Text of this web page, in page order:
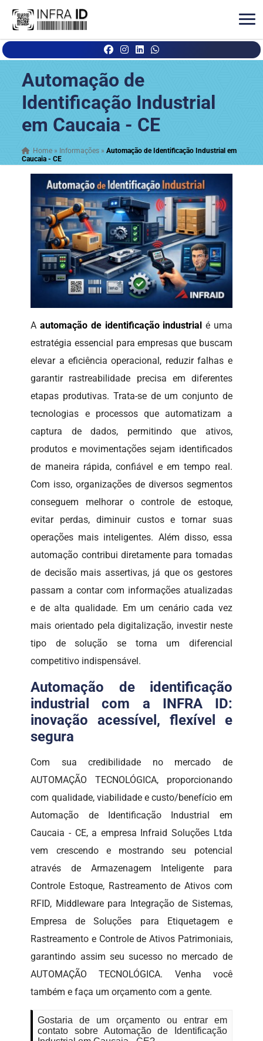
Automação de
Identificação Industrial
em Caucaia - CE
Home » Informações »Automação de Identificação Industrial em
Caucaia - CE
Aautomação de identificação industrial é uma
estratégia essencial para empresas que buscam
elevar a eficiência operacional, reduzir falhas e
garantir rastreabilidade precisa em diferentes
etapas produtivas. Trata-se de um conjunto de
tecnologias e processos que automatizam a
captura de dados, permitindo que ativos,
produtos e movimentações sejam identificados
de maneira rápida, confiável e em tempo real.
Com isso, organizações de diversos segmentos
conseguem melhorar o controle de estoque,
evitar perdas, diminuir custos e tornar suas
operações mais inteligentes. Além disso, essa
automação contribui diretamente para tomadas
de decisão mais assertivas, já que os gestores
passam a contar com informações atualizadas
e de alta qualidade. Em um cenário cada vez
mais orientado pela digitalização, investir neste
tipo de solução se torna um diferencial
competitivo indispensável.
Automação de identificação
industrial com a INFRA ID:
inovação acessível, flexível e
segura
Com sua credibilidade no mercado de
AUTOMAÇÃO TECNOLÓGICA, proporcionando
com qualidade, viabilidade e custo/benefício em
Automação de Identificação Industrial em
Caucaia - CE, a empresa Infraid Soluções Ltda
vem crescendo e mostrando seu potencial
através de Armazenagem Inteligente para
Controle Estoque, Rastreamento de Ativos com
RFID, Middleware para Integração de Sistemas,
Empresa de Soluções para Etiquetagem e
Rastreamento e Controle de Ativos Patrimoniais,
garantindo assim seu sucesso no mercado de
AUTOMAÇÃO TECNOLÓGICA. Venha você
também e faça um orçamento com a gente.
Gostaria de um orçamento ou entrar em
contato sobre Automação de Identificação